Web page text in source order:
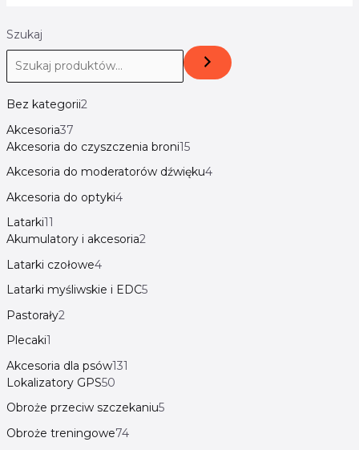
Szukaj
Bez kategorii2
Akcesoria37
Akcesoria do czyszczenia broni15
Akcesoria do moderatorów dźwięku4
Akcesoria do optyki4
Latarki11
Akumulatory i akcesoria2
Latarki czołowe4
Latarki myśliwskie i EDC5
Pastorały2
Plecaki1
Akcesoria dla psów131
Lokalizatory GPS50
Obroże przeciw szczekaniu5
Obroże treningowe74